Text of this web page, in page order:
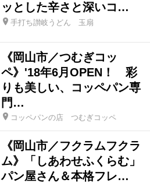
ッとした辛さと深いコ…
手打ち讃岐うどん 玉扇
《岡山市／つむぎコッ
ペ》'18年6月OPEN！ 彩
りも美しい、コッペパン専
門…
コッペパンの店 つむぎコッペ
《岡山市／フクラムフクラ
ム》「しあわせふくらむ」
パン屋さん＆本格フレ…